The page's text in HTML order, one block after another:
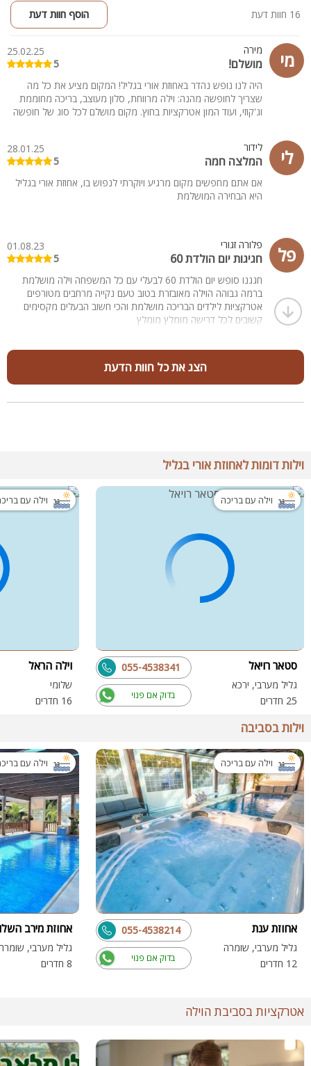
16 חוות דעת הוסף חוות דעת
מי מירה
מושלם!
25.02.25
5
היה לנו נופש נהדר באחוזת אורי בגליל! המקום מציע את כל מה
שצריך לחופשה מהנה: וילה מרווחת, סלון מעוצב, בריכה מחוממת
וג'קוזי, ועוד המון אטרקציות בחוץ. מקום מושלם לכל סוג של חופשה
לי לידור
המלצה חמה
28.01.25
5
אם אתם מחפשים מקום מרגיע ויוקרתי לנפוש בו, אחוזת אורי בגליל
היא הבחירה המושלמת
פל פלורה זגורי
חגיגות יום הולדת 60
01.08.23
5
חגגנו סופש יום הולדת 60 לבעלי עם כל המשפחה וילה מושלמת
ברמה גבוהה הוילה מאובזרת בטוב טעם נקייה מרחבים מטורפים
אטרקציות לילדים הבריכה מושלמת והכי חשוב הבעלים מקסימים
קשובים לכל דרישה מומלץ מומלץ
הצג את כל חוות הדעת
וילות דומות לאחוזת אורי בגליל
וילה עם בריכה
סטאר רויאל
גליל מערבי, ירכא
25 חדרים
בדוק אם פנוי
055-4538341
וילה עם
וילה הראל
שלומי
16 חדרים
וילות בסביבה
וילה עם בריכה
אחוזת ענת
גליל מערבי, שומרה
12 חדרים
בדוק אם פנוי
055-4538214
וילה עם
אחוזת מירב
גליל מערבי,
8 חדרים
אטרקציות בסביבת הוילה